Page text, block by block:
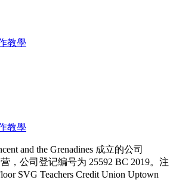
教學
教學
and the Grenadines 成立的公司
，公司登记编号为 25592 BC 2019。注
SVG Teachers Credit Union Uptown